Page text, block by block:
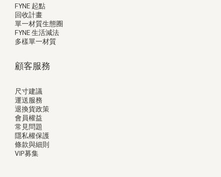
FYNE 起點
回收計畫
單一材質生態圈
FYNE 生活減法
多樣單一材質
顧客服務
尺寸建議
運送服務
退換貨政策
會員權益
常見問題
隱私權保護
條款與細則
VIP募集